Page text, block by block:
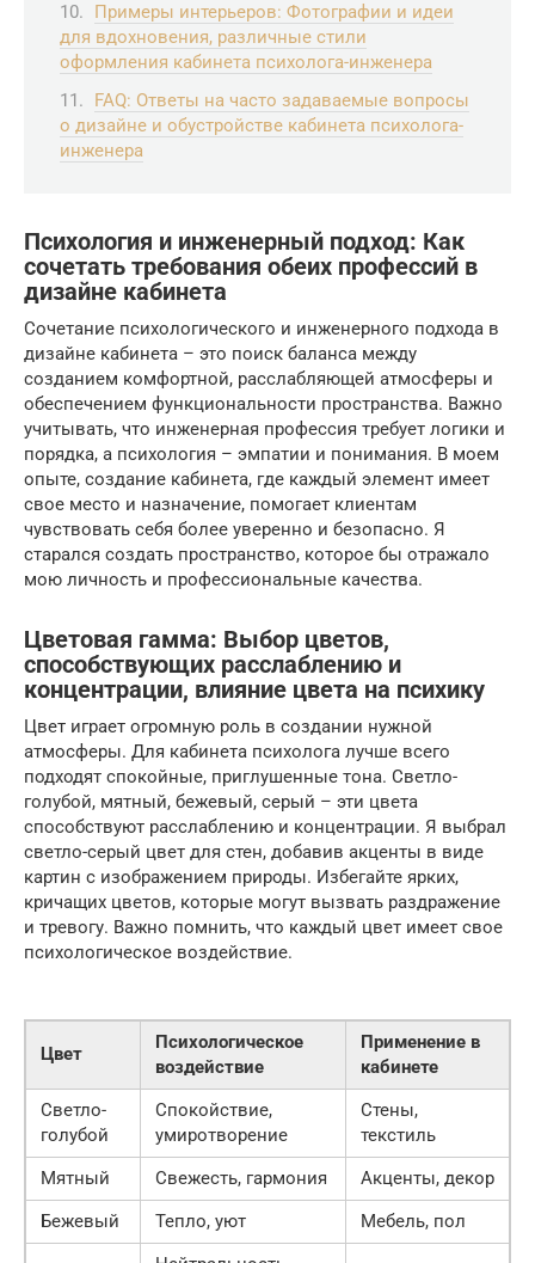
Примеры интерьеров: Фотографии и идеи
для вдохновения, различные стили
оформления кабинета психолога-инженера
FAQ: Ответы на часто задаваемые вопросы
о дизайне и обустройстве кабинета психолога-
инженера
Психология и инженерный подход: Как
сочетать требования обеих профессий в
дизайне кабинета
Сочетание психологического и инженерного подхода в
дизайне кабинета – это поиск баланса между
созданием комфортной, расслабляющей атмосферы и
обеспечением функциональности пространства. Важно
учитывать, что инженерная профессия требует логики и
порядка, а психология – эмпатии и понимания. В моем
опыте, создание кабинета, где каждый элемент имеет
свое место и назначение, помогает клиентам
чувствовать себя более уверенно и безопасно. Я
старался создать пространство, которое бы отражало
мою личность и профессиональные качества.
Цветовая гамма: Выбор цветов,
способствующих расслаблению и
концентрации, влияние цвета на психику
Цвет играет огромную роль в создании нужной
атмосферы. Для кабинета психолога лучше всего
подходят спокойные, приглушенные тона. Светло-
голубой, мятный, бежевый, серый – эти цвета
способствуют расслаблению и концентрации. Я выбрал
светло-серый цвет для стен, добавив акценты в виде
картин с изображением природы. Избегайте ярких,
кричащих цветов, которые могут вызвать раздражение
и тревогу. Важно помнить, что каждый цвет имеет свое
психологическое воздействие.
Цвет
Психологическое
воздействие
Применение в
кабинете
Светло-
голубой
Спокойствие,
умиротворение
Стены,
текстиль
Мятный
Свежесть, гармония
Акценты, декор
Бежевый
Тепло, уют
Мебель, пол